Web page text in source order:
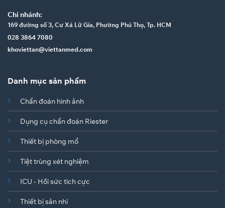
Chi nhánh:
169 đường số 3, Cư Xá Lữ Gia, Phường Phú Thọ, Tp. HCM
028 3864 7080
khoviettan@viettanmed.com
Danh mục sản phẩm
Chẩn đoán hình ảnh
Dụng cụ chẩn đoán Riester
Thiết bị phòng mổ
Tiệt trùng xét nghiệm
ICU - Hồi sức tích cực
Thiết bị sản nhi